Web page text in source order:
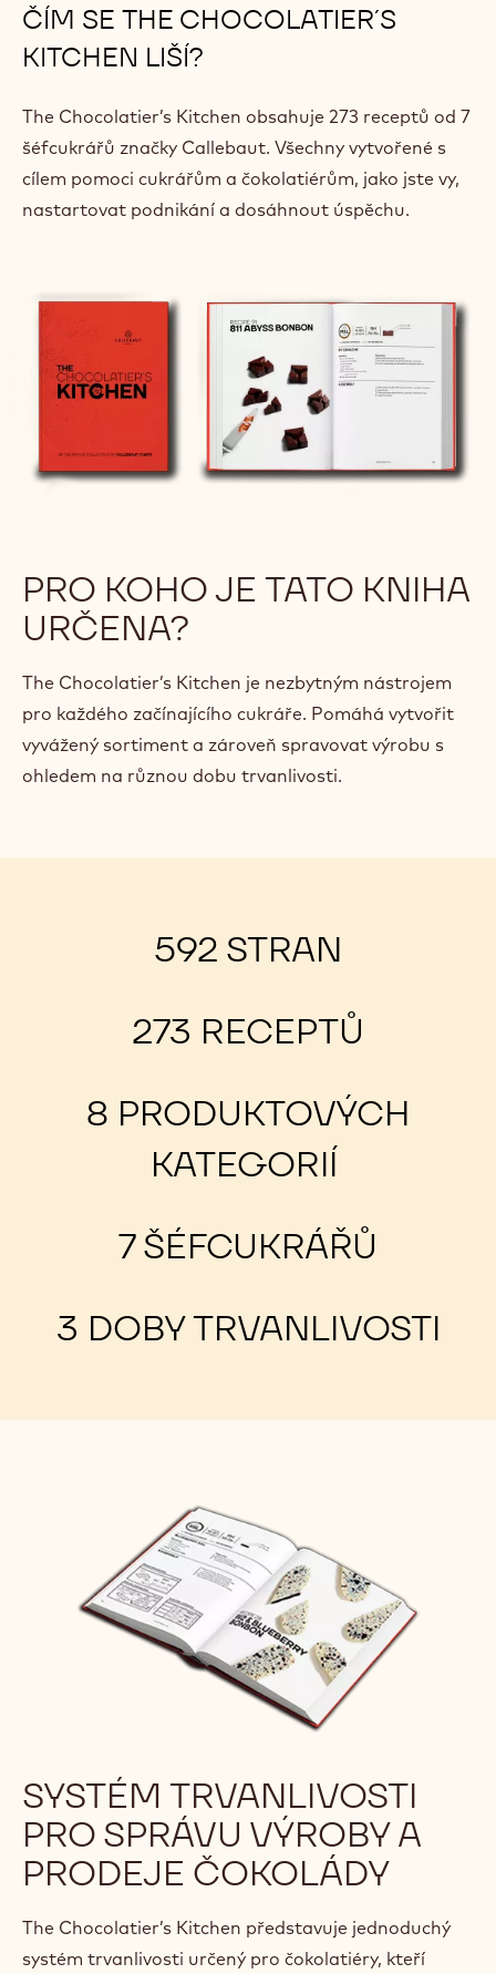
ČÍM SE THE CHOCOLATIER´S
KITCHEN LIŠÍ?
The Chocolatier’s Kitchen obsahuje 273 receptů od 7
šéfcukrářů značky Callebaut. Všechny vytvořené s
cílem pomoci cukrářům a čokolatiérům, jako jste vy,
nastartovat podnikání a dosáhnout úspěchu.
PRO KOHO JE TATO KNIHA
URČENA?
The Chocolatier’s Kitchen je nezbytným nástrojem
pro každého začínajícího cukráře. Pomáhá vytvořit
vyvážený sortiment a zároveň spravovat výrobu s
ohledem na různou dobu trvanlivosti.
592 STRAN
273 RECEPTŮ
8 PRODUKTOVÝCH
KATEGORIÍ
7 ŠÉFCUKRÁŘŮ
3 DOBY TRVANLIVOSTI
SYSTÉM TRVANLIVOSTI
PRO SPRÁVU VÝROBY A
PRODEJE ČOKOLÁDY
The Chocolatier’s Kitchen představuje jednoduchý
systém trvanlivosti určený pro čokolatiéry, kteří